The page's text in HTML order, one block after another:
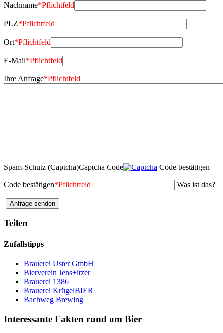
Nachname*Pflichtfeld
PLZ*Pflichtfeld
Ort*Pflichtfeld
E-Mail*Pflichtfeld
Ihre Anfrage*Pflichtfeld
Spam-Schutz (Captcha)Captcha Code Code bestätigen
Code bestätigen*Pflichtfeld Was ist das?
Teilen
Zufallstipps
Brauerei Uster GmbH
Bierverein Jens+itzer
Brauerei 1386
Brauerei KrügelBIER
Bachweg Brewing
Interessante Fakten rund um Bier